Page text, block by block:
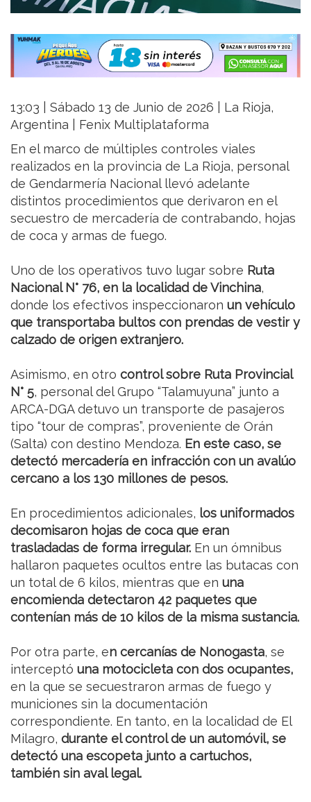
13:03 | Sábado 13 de Junio de 2026 | La Rioja,
Argentina | Fenix Multiplataforma
En el marco de múltiples controles viales
realizados en la provincia de La Rioja, personal
de Gendarmería Nacional llevó adelante
distintos procedimientos que derivaron en el
secuestro de mercadería de contrabando, hojas
de coca y armas de fuego.
Uno de los operativos tuvo lugar sobre Ruta
Nacional N° 76, en la localidad de Vinchina,
donde los efectivos inspeccionaron un vehículo
que transportaba bultos con prendas de vestir y
calzado de origen extranjero.
Asimismo, en otro control sobre Ruta Provincial
N° 5, personal del Grupo “Talamuyuna” junto a
ARCA-DGA detuvo un transporte de pasajeros
tipo “tour de compras”, proveniente de Orán
(Salta) con destino Mendoza. En este caso, se
detectó mercadería en infracción con un avalúo
cercano a los 130 millones de pesos.
En procedimientos adicionales, los uniformados
decomisaron hojas de coca que eran
trasladadas de forma irregular. En un ómnibus
hallaron paquetes ocultos entre las butacas con
un total de 6 kilos, mientras que en una
encomienda detectaron 42 paquetes que
contenían más de 10 kilos de la misma sustancia.
Por otra parte, en cercanías de Nonogasta, se
interceptó una motocicleta con dos ocupantes,
en la que se secuestraron armas de fuego y
municiones sin la documentación
correspondiente. En tanto, en la localidad de El
Milagro, durante el control de un automóvil, se
detectó una escopeta junto a cartuchos,
también sin aval legal.